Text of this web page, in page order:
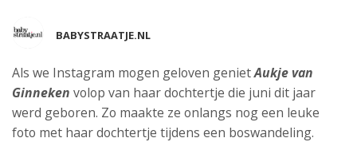
BABYSTRAATJE.NL
Als we Instagram mogen geloven genietAukje van
Ginneken volop van haar dochtertje die juni dit jaar
werd geboren. Zo maakte ze onlangs nog een leuke
foto met haar dochtertje tijdens een boswandeling.